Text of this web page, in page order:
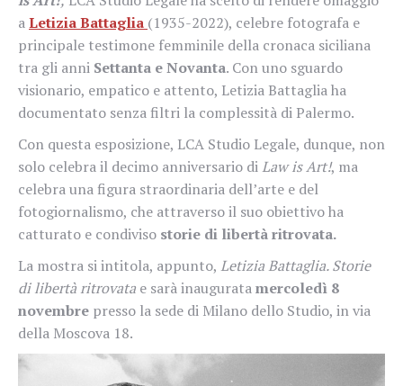
aLetizia Battaglia (1935-2022), celebre fotografa e
principale testimone femminile della cronaca siciliana
tra gli anni Settanta e Novanta. Con uno sguardo
visionario, empatico e attento, Letizia Battaglia ha
documentato senza filtri la complessità di Palermo.
Con questa esposizione, LCA Studio Legale, dunque, non
solo celebra il decimo anniversario diLaw is Art!, ma
celebra una figura straordinaria dell’arte e del
fotogiornalismo, che attraverso il suo obiettivo ha
catturato e condiviso storie di libertà ritrovata.
La mostra si intitola, appunto, Letizia Battaglia. Storie
di libertà ritrovata e sarà inauguratamercoledì 8
novembre presso la sede di Milano dello Studio, in via
della Moscova 18.